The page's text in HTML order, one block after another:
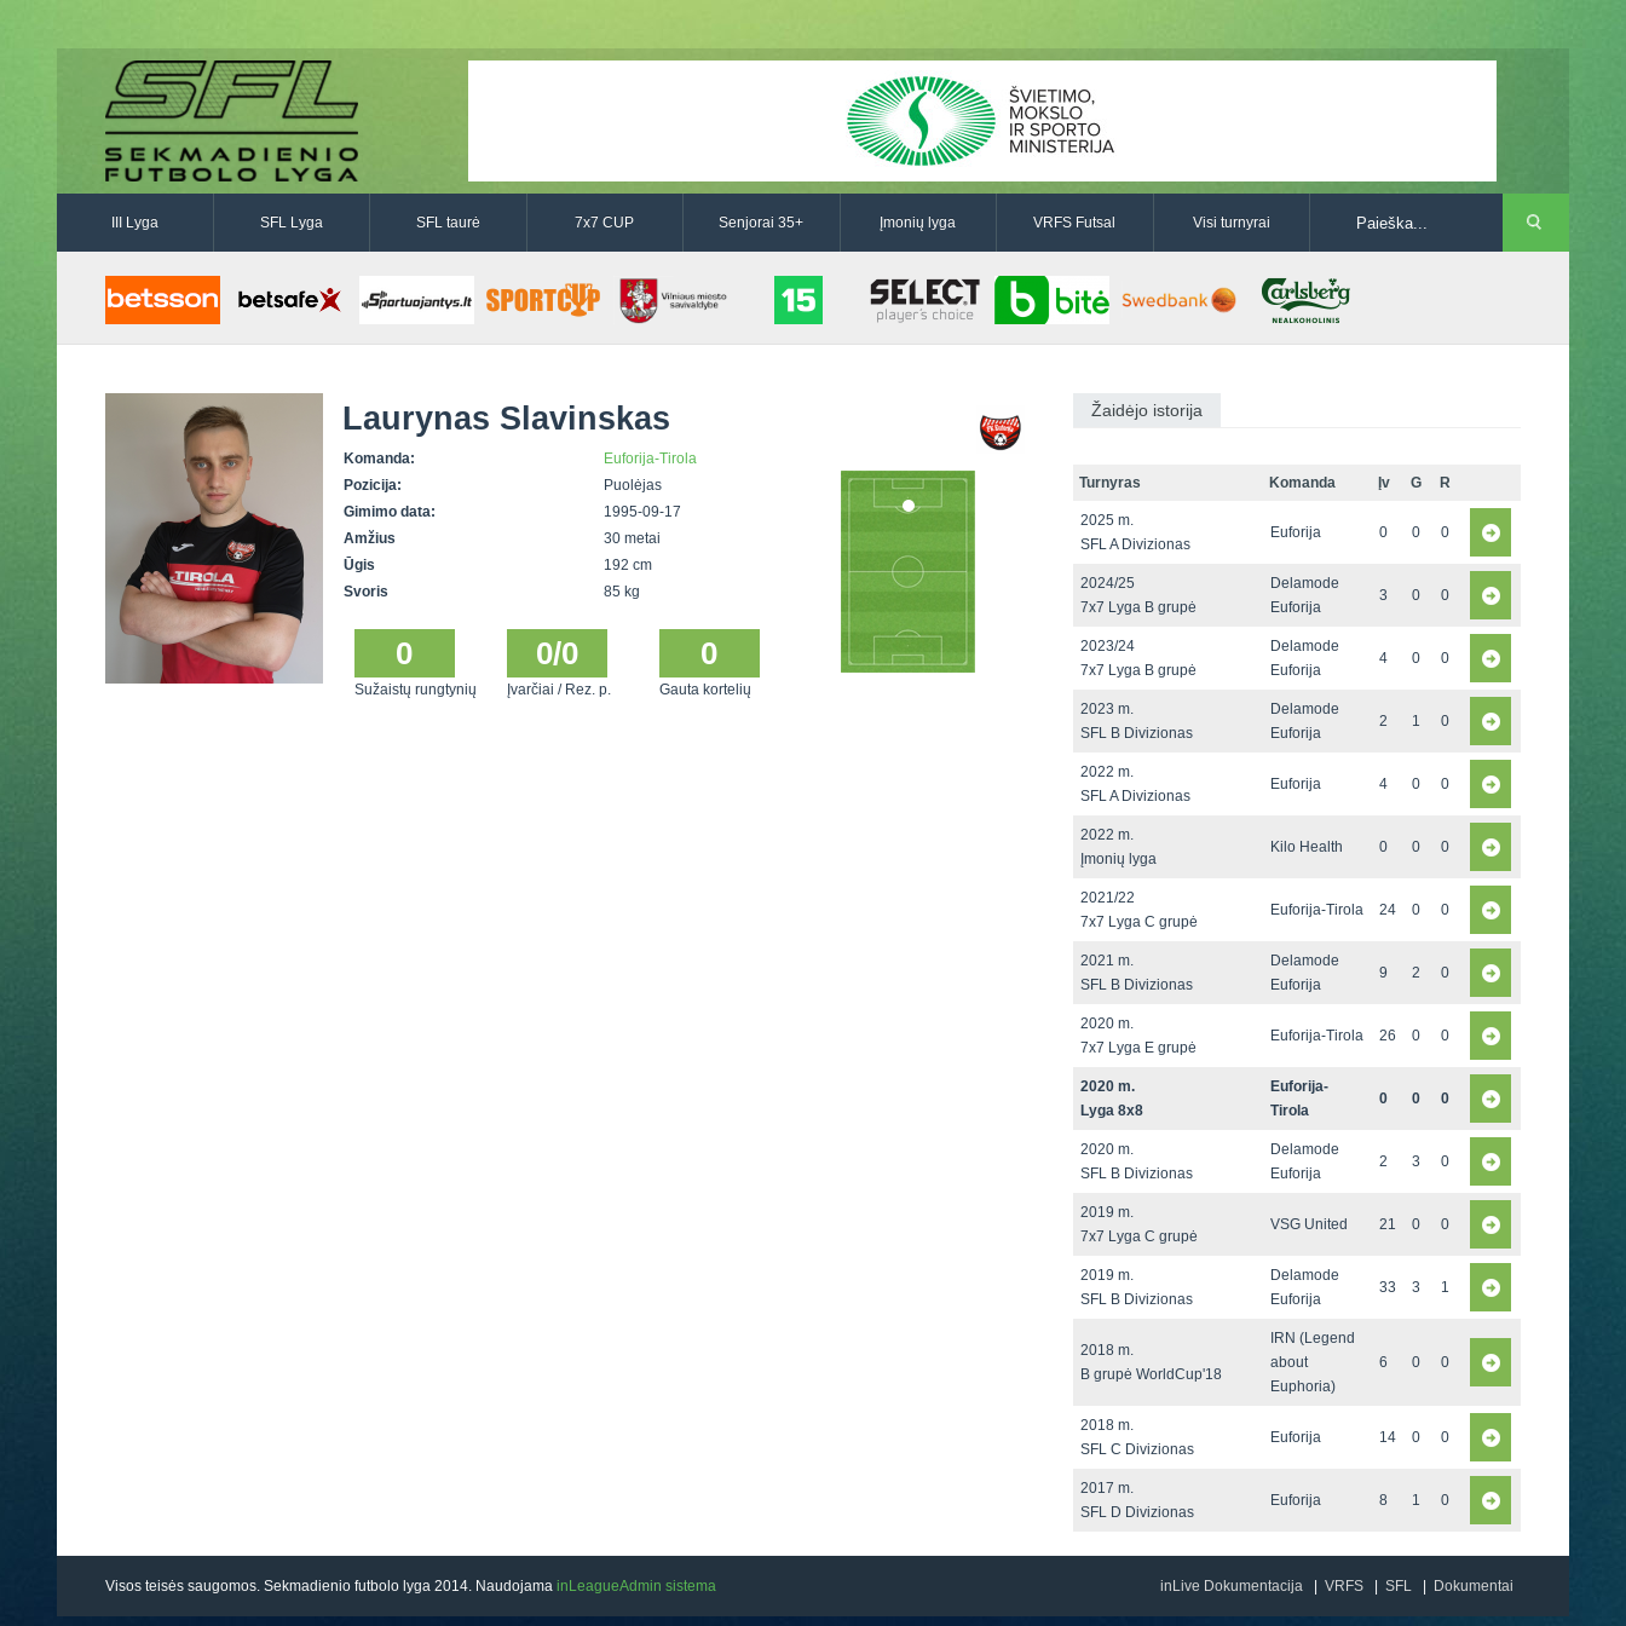
III Lyga SFL Lyga SFL taurė 7x7 CUP Senjorai 35+ Įmonių lyga VRFS Futsal Visi turnyrai
Laurynas Slavinskas
Komanda:
Euforija-Tirola
Pozicija:
Puolėjas
Gimimo data:
1995-09-17
Amžius
30 metai
Ūgis
192 cm
Svoris
85 kg
0
Sužaistų rungtynių
0/0
Įvarčiai / Rez. p.
0
Gauta kortelių
Žaidėjo istorija
Turnyras Komanda Įv G R
2025 m.
SFL A Divizionas
Euforija 0 0 0
2024/25
7x7 Lyga B grupė
Delamode
Euforija
3 0 0
2023/24
7x7 Lyga B grupė
Delamode
Euforija
4 0 0
2023 m.
SFL B Divizionas
Delamode
Euforija
2 1 0
2022 m.
SFL A Divizionas
Euforija 4 0 0
2022 m.
Įmonių lyga
Kilo Health 0 0 0
2021/22
7x7 Lyga C grupė
Euforija-Tirola 24 0 0
2021 m.
SFL B Divizionas
Delamode
Euforija
9 2 0
2020 m.
7x7 Lyga E grupė
Euforija-Tirola 26 0 0
2020 m.
Lyga 8x8
Euforija-
Tirola
0 0 0
2020 m.
SFL B Divizionas
Delamode
Euforija
2 3 0
2019 m.
7x7 Lyga C grupė
VSG United 21 0 0
2019 m.
SFL B Divizionas
Delamode
Euforija
33 3 1
2018 m.
B grupė WorldCup'18
IRN (Legend
about
Euphoria)
6 0 0
2018 m.
SFL C Divizionas
Euforija 14 0 0
2017 m.
SFL D Divizionas
Euforija 8 1 0
inLive Dokumentacija VRFS SFL Dokumentai
Visos teisės saugomos. Sekmadienio futbolo lyga 2014. Naudojama inLeagueAdmin sistema